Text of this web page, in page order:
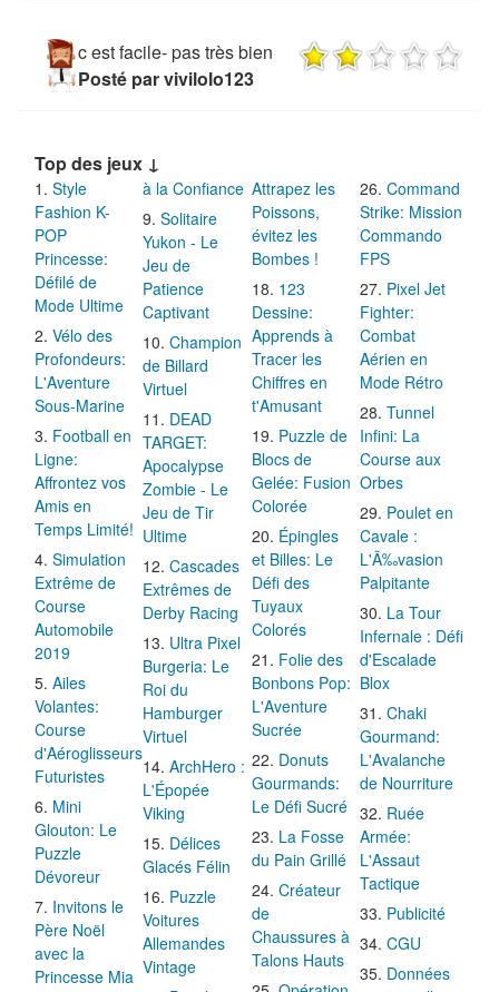
c est facile- pas très bien
Posté par vivilolo123
Top des jeux ↓
Style
Fashion K-
POP
Princesse:
Défilé de
Mode Ultime
Vélo des
Profondeurs:
L'Aventure
Sous-Marine
Football en
Ligne:
Affrontez vos
Amis en
Temps Limité!
Simulation
Extrême de
Course
Automobile
2019
Ailes
Volantes:
Course
d'Aéroglisseurs
Futuristes
Mini
Glouton: Le
Puzzle
Dévoreur
Invitons le
Père Noël
avec la
Princesse Mia
à la Confiance
Solitaire
Yukon - Le
Jeu de
Patience
Captivant
Champion
de Billard
Virtuel
DEAD
TARGET:
Apocalypse
Zombie - Le
Jeu de Tir
Ultime
Cascades
Extrêmes de
Derby Racing
Ultra Pixel
Burgeria: Le
Roi du
Hamburger
Virtuel
ArchHero :
L'Épopée
Viking
Délices
Glacés Félin
Puzzle
Voitures
Allemandes
Vintage
Attrapez les
Poissons,
évitez les
Bombes !
123
Dessine:
Apprends à
Tracer les
Chiffres en
t'Amusant
Puzzle de
Blocs de
Gelée: Fusion
Colorée
Épingles
et Billes: Le
Défi des
Tuyaux
Colorés
Folie des
Bonbons Pop:
L'Aventure
Sucrée
Donuts
Gourmands:
Le Défi Sucré
La Fosse
du Pain Grillé
Créateur
de
Chaussures à
Talons Hauts
Command
Strike: Mission
Commando
FPS
Pixel Jet
Fighter:
Combat
Aérien en
Mode Rétro
Tunnel
Infini: La
Course aux
Orbes
Poulet en
Cavale :
L'Ã‰vasion
Palpitante
La Tour
Infernale : Défi
d'Escalade
Blox
Chaki
Gourmand:
L'Avalanche
de Nourriture
Ruée
Armée:
L'Assaut
Tactique
Publicité
CGU
Données